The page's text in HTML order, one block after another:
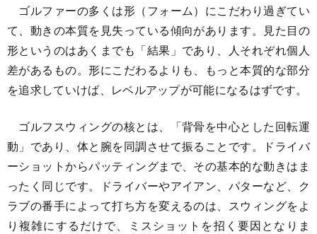
ゴルファーの多くは形（フォーム）にこだわり過ぎてい
て、動きの本質を見失っている傾向があります。見た目の
形というのはあくまでも「結果」であり、人それぞれ個人
差があるもの。形にこだわるよりも、もっと本質的な部分
を追求していけば、レベルアップが可能になるはずです。
ゴルフスウィングの核とは、「背骨を中心とした回転運
動」であり、体と腕を同調させて振ることです。ドライバ
ーショットからパッティングまで、その基本的な動きはま
ったく同じです。ドライバーやアイアン、パターなど、ク
ラブの番手によって打ち方を変えるのは、スウィングをよ
り複雑にするだけで、ミスショットを招く要因となりま